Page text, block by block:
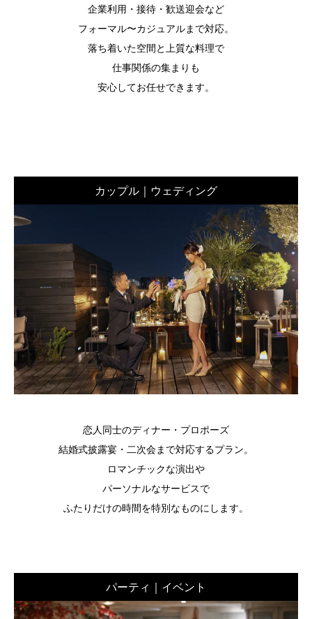
企業利用・接待・歓送迎会など
フォーマル〜カジュアルまで対応。
落ち着いた空間と上質な料理で
仕事関係の集まりも
安心してお任せできます。
カップル｜ウェディング
恋人同士のディナー・プロポーズ
結婚式披露宴・二次会まで対応するプラン。
ロマンチックな演出や
パーソナルなサービスで
ふたりだけの時間を特別なものにします。
パーティ｜イベント